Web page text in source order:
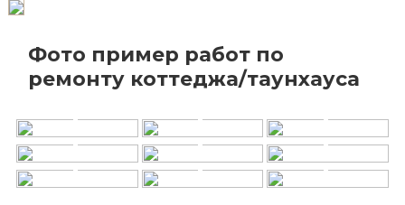
Фото пример работ по
ремонту коттеджа/таунхауса
+ + +
+ + +
+ + +